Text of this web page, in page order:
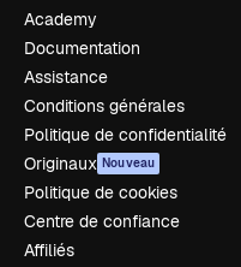
Academy
Documentation
Assistance
Conditions générales
Politique de confidentialité
Originaux Nouveau
Politique de cookies
Centre de confiance
Affiliés